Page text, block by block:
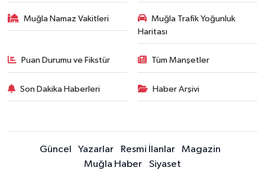
Muğla Namaz Vakitleri
Muğla Trafik Yoğunluk
Haritası
Puan Durumu ve Fikstür Tüm Manşetler
Son Dakika Haberleri Haber Arşivi
Güncel Yazarlar Resmi İlanlar
Magazin
Muğla Haber
Siyaset